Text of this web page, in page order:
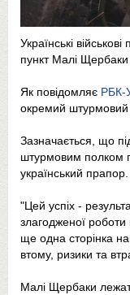
Українські
пункт Малі Щербаки
Як повідомляє РБК-
окремий
Зазначається, що
штурмовим полком
український прапор.
"Цей успіх -
злагодженої роботи
ще одна сторінка
втому, ризики та
Малі Щербаки